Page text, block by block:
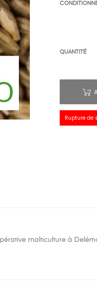
QUANTITÉ
Rupture de
malticulture à